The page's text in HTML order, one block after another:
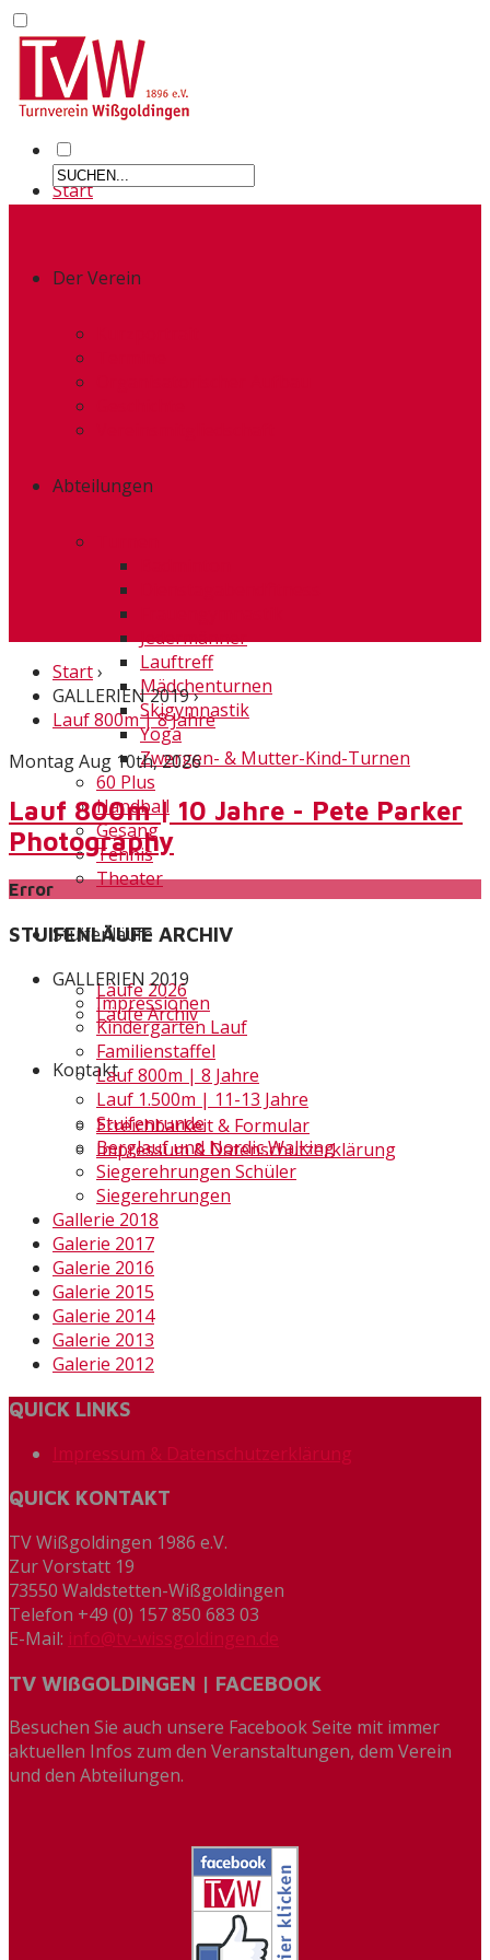
Start
Der Verein
Abteilungen
Jedermänner
Lauftreff
Mädchenturnen
Skigymnastik
Yoga
Zwergen- & Mutter-Kind-Turnen
60 Plus
Handball
Gesang
Tennis
Theater
Stuifenläufe
Läufe 2026
Läufe Archiv
Kontakt
Erreichbarkeit & Formular
Impressum & Datenschutzerklärung
Start›
GALLERIEN 2019›
Lauf 800m | 8 Jahre
Montag Aug 10th, 2026
Lauf 800m | 10 Jahre - Pete Parker
Photography
Error
STUIFENLÄUFE ARCHIV
GALLERIEN 2019
Impressionen
Kindergarten Lauf
Familienstaffel
Lauf 800m | 8 Jahre
Lauf 1.500m | 11-13 Jahre
Stuifenrunde
Berglauf und Nordic Walking
Siegerehrungen Schüler
Siegerehrungen
Gallerie 2018
Galerie 2017
Galerie 2016
Galerie 2015
Galerie 2014
Galerie 2013
Galerie 2012
QUICK LINKS
Impressum & Datenschutzerklärung
QUICK KONTAKT
TV Wißgoldingen 1986 e.V.
Zur Vorstatt 19
73550 Waldstetten-Wißgoldingen
Telefon +49 (0) 157 850 683 03
E-Mail: info@tv-wissgoldingen.de
TV WIßGOLDINGEN | FACEBOOK
Besuchen Sie auch unsere Facebook Seite mit immer
aktuellen Infos zum den Veranstaltungen, dem Verein
und den Abteilungen.